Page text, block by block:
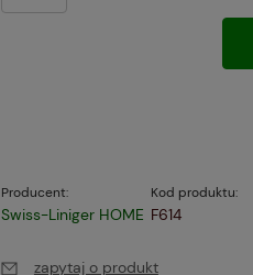
Producent:
Swiss-Liniger HOME
Kod produktu:
F614
zapytaj o produkt